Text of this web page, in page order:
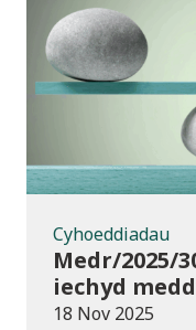
Cyhoeddiadau
Medr/2025/
iechyd
2025/26
18 Nov 2025